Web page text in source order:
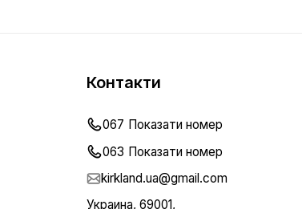
Контакти
067 Показати номер
063 Показати номер
kirkland.ua@gmail.com
Украина, 69001,